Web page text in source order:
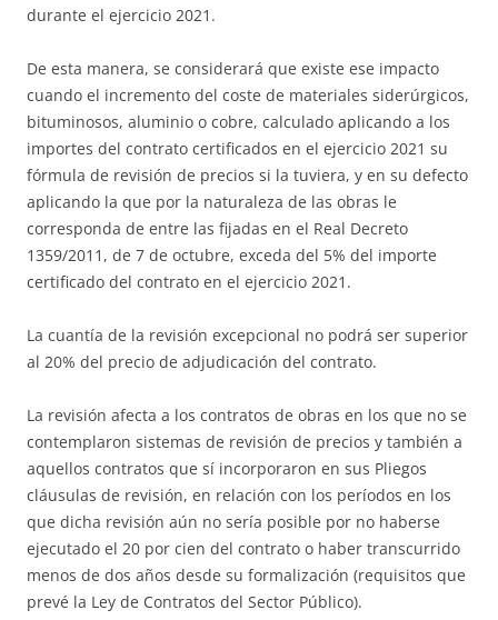
durante el ejercicio 2021.
De esta manera, se considerará que existe ese impacto
cuando el incremento del coste de materiales siderúrgicos,
bituminosos, aluminio o cobre, calculado aplicando a los
importes del contrato certificados en el ejercicio 2021 su
fórmula de revisión de precios si la tuviera, y en su defecto
aplicando la que por la naturaleza de las obras le
corresponda de entre las fijadas en el Real Decreto
1359/2011, de 7 de octubre, exceda del 5% del importe
certificado del contrato en el ejercicio 2021.
La cuantía de la revisión excepcional no podrá ser superior
al 20% del precio de adjudicación del contrato.
La revisión afecta a los contratos de obras en los que no se
contemplaron sistemas de revisión de precios y también a
aquellos contratos que sí incorporaron en sus Pliegos
cláusulas de revisión, en relación con los períodos en los
que dicha revisión aún no sería posible por no haberse
ejecutado el 20 por cien del contrato o haber transcurrido
menos de dos años desde su formalización (requisitos que
prevé la Ley de Contratos del Sector Público).